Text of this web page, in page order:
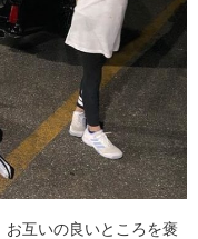
互いの良いところを褒